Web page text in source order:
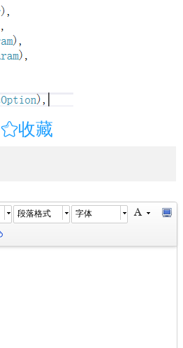
收藏
段落格式 字体